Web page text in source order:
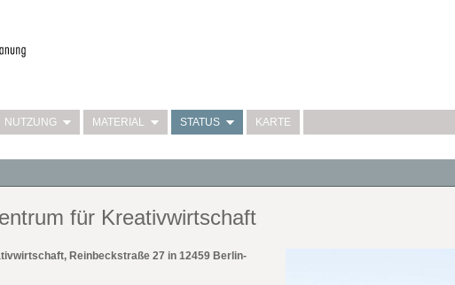
NUTZUNG MATERIAL STATUS KARTE
für Kreativwirtschaft
Reinbeckstraße 27 in 12459 Berlin-